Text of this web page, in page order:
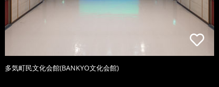
多気町民文化会館(BANKYO文化会館)